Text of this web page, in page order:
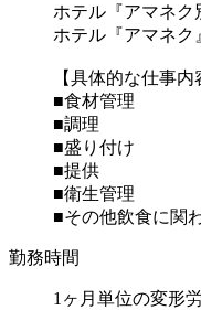
ホテル『アマネク
ホテル『アマネク
【具体的な仕事内
■食材管理
■調理
■盛り付け
■提供
■衛生管理
■その他飲食に関
勤務時間
1ヶ月単位の変形